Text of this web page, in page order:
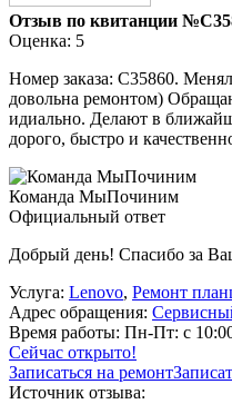
Отзыв по квитанции
Оценка: 5
Номер заказа: C35860.
довольна ремонтом)
идиально. Делают в
дорого, быстро и
Команда МыПочиним
Официальный ответ
Добрый день! Спасибо за
Услуга: Lenovo, Ремонт
Адрес обращения:
Время работы: Пн-Пт: с
Сейчас открыто!
Записаться на ремонт
Источник отзыва: